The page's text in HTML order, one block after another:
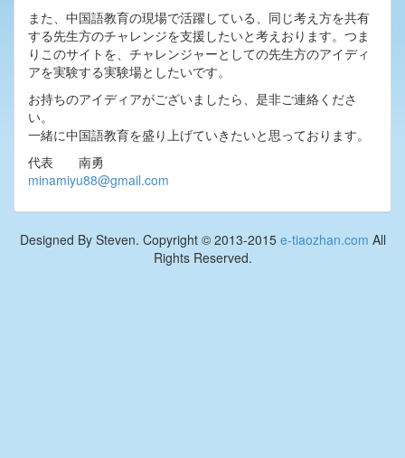
また、中国語教育の現場で活躍している、同じ考え方を共有
する先生方のチャレンジを支援したいと考えおります。つま
りこのサイトを、チャレンジャーとしての先生方のアイディ
アを実験する実験場としたいです。
お持ちのアイディアがございましたら、是非ご連絡くださ
い。
一緒に中国語教育を盛り上げていきたいと思っております。
代表 南勇
minamiyu88@gmail.com
Designed By Steven. Copyright © 2013-2015 e-tiaozhan.com All
Rights Reserved.